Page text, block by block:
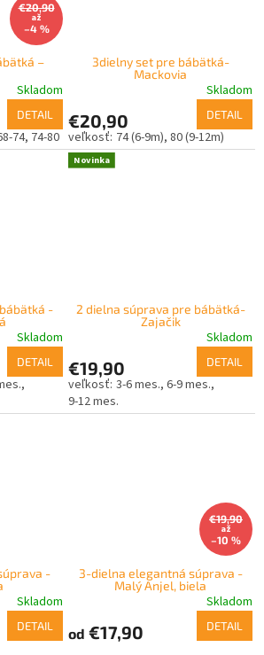
€20,90
až
–4 %
–
Skladom
DETAIL
74 74-80
3dielny set pre bábätká-
Mackovia
Skladom
€20,90 DETAIL
74 (6-9m) 80 (9-12m)
-
Skladom
DETAIL
Novinka
2 dielna súprava pre bábätká-
Zajačik
Skladom
€19,90 DETAIL
3-6 mes. 6-9 mes.
9-12 mes.
-
Skladom
DETAIL
€19,90
až
–10 %
3-dielna elegantná súprava -
Malý Anjel, biela
Skladom
od €17,90 DETAIL